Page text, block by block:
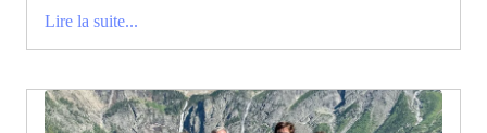
Lire la suite...